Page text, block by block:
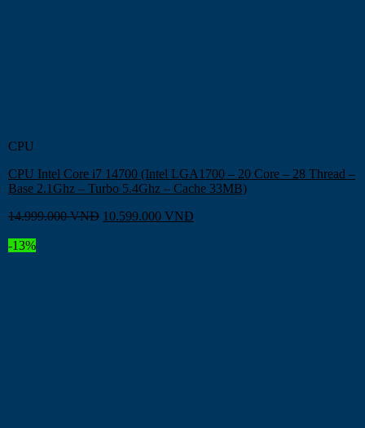
CPU
CPU Intel Core i7 14700 (Intel LGA1700 – 20 Core – 28 Thread –
Base 2.1Ghz – Turbo 5.4Ghz – Cache 33MB)
14.999.000VNĐ 10.599.000 VNĐ
-13%